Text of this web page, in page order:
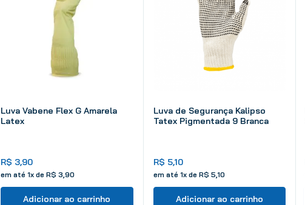
Luva Vabene Flex G Amarela
Latex
R$ 3,90
em até 1x de R$ 3 90
Adicionar ao carrinho
Luva de Segurança Kalipso
Tatex Pigmentada 9 Branca
R$ 5,10
em até 1x de R$ 5 10
Adicionar ao carrinho